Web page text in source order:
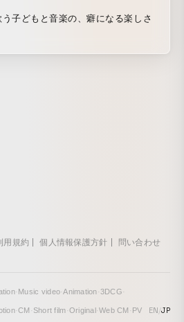
子どもと音楽の、癖になる楽しさ
用規約 個人情報保護方針 問い合わせ
· Music video·Animation·3DCG·
·CM · Short film·Original·Web CM · PV EN/JP